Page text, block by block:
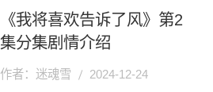
《我将喜欢告诉了风》第2
集分集剧情介绍
作者：迷魂雪 2024-12-24